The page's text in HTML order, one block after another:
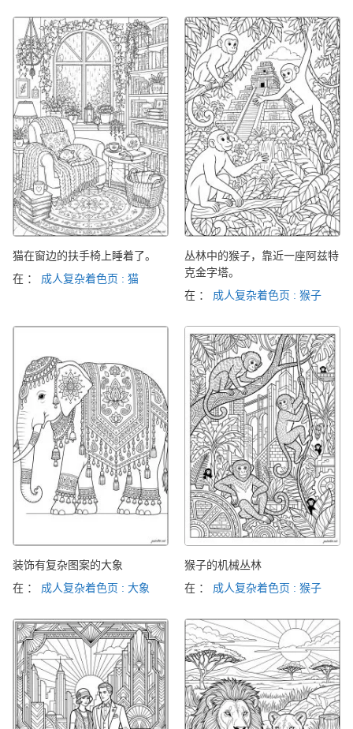
猫在窗边的扶手椅上睡着了。
在 ： 成人复杂着色页 : 猫
丛林中的猴子，靠近一座阿兹特
克金字塔。
在 ： 成人复杂着色页 : 猴子
装饰有复杂图案的大象
在 ： 成人复杂着色页 : 大象
猴子的机械丛林
在 ： 成人复杂着色页 : 猴子